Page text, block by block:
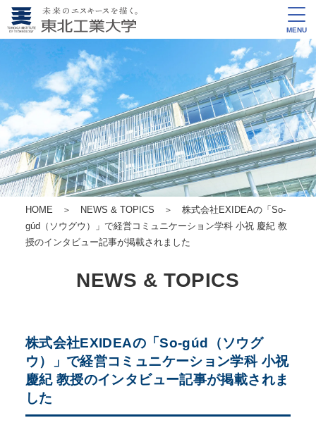
MENU
HOME ＞ NEWS & TOPICS ＞ 株式会社EXIDEAの「So-
gúd（ソウグウ）」で経営コミュニケーション学科 小祝 慶紀 教
授のインタビュー記事が掲載されました
NEWS & TOPICS
株式会社EXIDEAの「So-gúd（ソウグ
ウ）」で経営コミュニケーション学科 小祝
慶紀 教授のインタビュー記事が掲載されま
した